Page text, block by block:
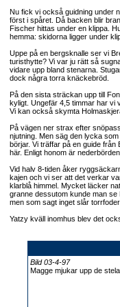
Nu fick vi också guidning under
först i spåret. Då backen blir
Fischer hittas under en klippa.
hemma: skidorna ligger under
Uppe på en bergsknalle ser vi
turisthytte? Vi var ju rätt så
vidare upp bland stenarna.
dock några torra knäckebröd.
På den sista sträckan upp till
kyligt. Ungefär 4,5 timmar har vi
Vi kan också skymta
På vägen ner strax efter
njutning. Men säg den lycka
börjar. Vi träffar på en guide
här. Enligt honom är
Vid halv 8-tiden åker
kajen och vi ser att det verkar
klarblå himmel. Mycket läcker
granne dessutom kunde man se
men som sagt inget slår
Yatzy kväll inomhus blev det
Bild 03-4-97
Magge mjukar upp de